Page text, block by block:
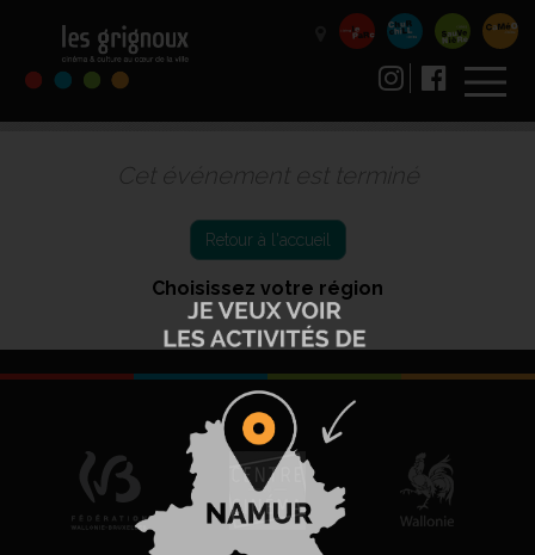
Cet événement est terminé
Retour à l'accueil
Choisissez votre région